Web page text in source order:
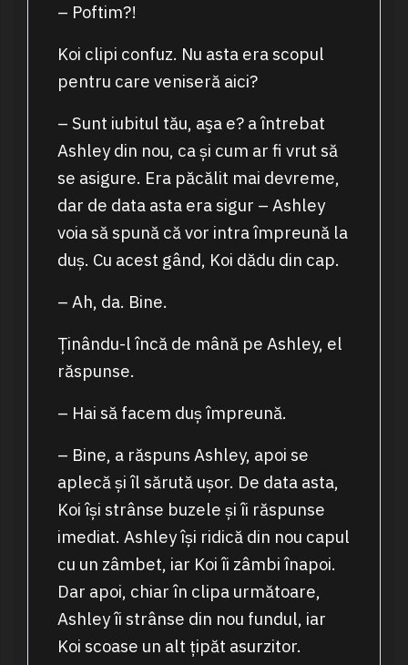
– Poftim?!
Koi clipi confuz. Nu asta era scopul
pentru care veniseră aici?
– Sunt iubitul tău, aşa e? a întrebat
Ashley din nou, ca și cum ar fi vrut să
se asigure. Era păcălit mai devreme,
dar de data asta era sigur – Ashley
voia să spună că vor intra împreună la
duș. Cu acest gând, Koi dădu din cap.
– Ah, da. Bine.
Ținându-l încă de mână pe Ashley, el
răspunse.
– Hai să facem duș împreună.
– Bine, a răspuns Ashley, apoi se
aplecă și îl sărută ușor. De data asta,
Koi își strânse buzele și îi răspunse
imediat. Ashley își ridică din nou capul
cu un zâmbet, iar Koi îi zâmbi înapoi.
Dar apoi, chiar în clipa următoare,
Ashley îi strânse din nou fundul, iar
Koi scoase un alt țipăt asurzitor.